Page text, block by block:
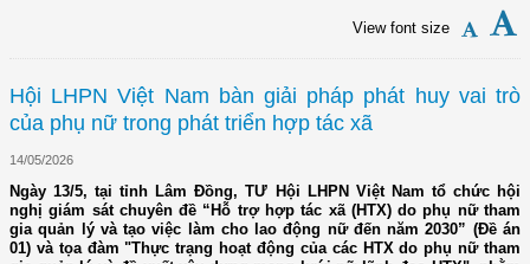
View font size
Hội LHPN Việt Nam bàn giải pháp phát huy vai trò
của phụ nữ trong phát triển hợp tác xã
14/05/2026
Ngày 13/5, tại tỉnh Lâm Đồng, TƯ Hội LHPN Việt Nam tổ chức hội
nghị giám sát chuyên đề “Hỗ trợ hợp tác xã (HTX) do phụ nữ tham
gia quản lý và tạo việc làm cho lao động nữ đến năm 2030” (Đề án
01) và tọa đàm "Thực trạng hoạt động của các HTX do phụ nữ tham